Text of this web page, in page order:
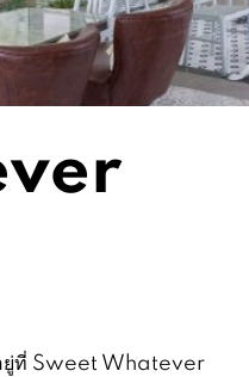
อยู่ที่ Sweet Whatever